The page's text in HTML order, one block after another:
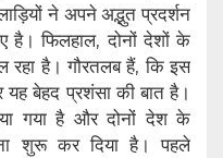
ने अपने अद्भुत प्रदर्शन
है। फिलहाल, दोनों देशों के
रहा है। गौरतलब हैं, कि इस
यह बेहद प्रशंसा की बात है।
गया है और दोनों देश के
शुरू कर दिया है। पहले